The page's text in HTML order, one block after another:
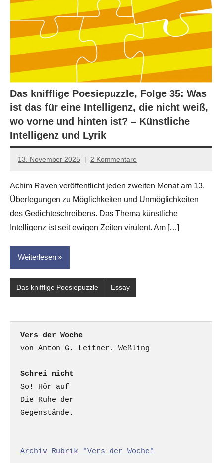
Das knifflige Poesiepuzzle, Folge 35: Was
ist das für eine Intelligenz, die nicht weiß,
wo vorne und hinten ist? – Künstliche
Intelligenz und Lyrik
13. November 2025
Jan-
Hornauer
für
dasgedichtblog
2 Kommentare
Achim Raven veröffentlicht jeden zweiten Monat am 13.
Überlegungen zu Möglichkeiten und Unmöglichkeiten
des Gedichteschreibens. Das Thema künstliche
Intelligenz ist seit ewigen Zeiten virulent. Am […]
Weiterlesen
Das knifflige Poesiepuzzle Essay
Vers der Woche
Schrei nicht
So! Hör auf
Die Ruhe der
Gegenstände.
Archiv Rubrik "Vers der Woche"